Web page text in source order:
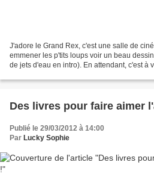
J'adore le Grand Rex, c'est une salle de
emmener les p'tits loups voir un beau
de jets d'eau en intro). En attendant, c'est à
Des livres pour faire aimer
Publié le 29/03/2012 à 14:00
Par Lucky Sophie